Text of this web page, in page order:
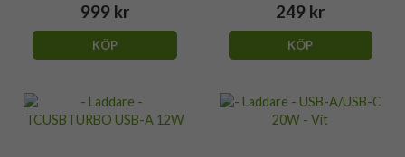
999 kr
KÖP
249 kr
KÖP